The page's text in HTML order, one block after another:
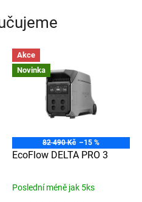
Akce
Novinka
82 490 Kč –15 %
EcoFlow DELTA PRO 3
Poslední méně jak 5ks